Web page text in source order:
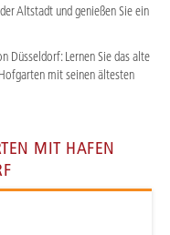
Altstadt und genießen Sie ein
Düsseldorf: Lernen Sie das alte
mit seinen ältesten
MIT HAFEN